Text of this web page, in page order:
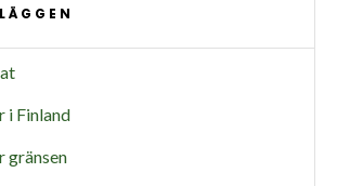
i Finland
gränsen